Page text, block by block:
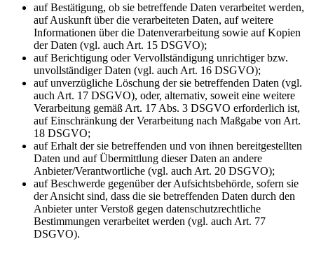
auf Bestätigung, ob sie betreffende Daten verarbeitet werden,
auf Auskunft über die verarbeiteten Daten, auf weitere
Informationen über die Datenverarbeitung sowie auf Kopien
der Daten (vgl. auch Art. 15 DSGVO);
auf Berichtigung oder Vervollständigung unrichtiger bzw.
unvollständiger Daten (vgl. auch Art. 16 DSGVO);
auf unverzügliche Löschung der sie betreffenden Daten (vgl.
auch Art. 17 DSGVO), oder, alternativ, soweit eine weitere
Verarbeitung gemäß Art. 17 Abs. 3 DSGVO erforderlich ist,
auf Einschränkung der Verarbeitung nach Maßgabe von Art.
18 DSGVO;
auf Erhalt der sie betreffenden und von ihnen bereitgestellten
Daten und auf Übermittlung dieser Daten an andere
Anbieter/Verantwortliche (vgl. auch Art. 20 DSGVO);
auf Beschwerde gegenüber der Aufsichtsbehörde, sofern sie
der Ansicht sind, dass die sie betreffenden Daten durch den
Anbieter unter Verstoß gegen datenschutzrechtliche
Bestimmungen verarbeitet werden (vgl. auch Art. 77
DSGVO).